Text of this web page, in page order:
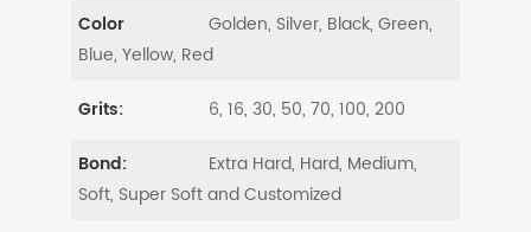
Color
Golden, Silver, Black, Green,
Blue, Yellow, Red
Grits: 6, 16, 30, 50, 70, 100, 200
Bond:
Extra Hard, Hard, Medium,
Soft, Super Soft and Customized